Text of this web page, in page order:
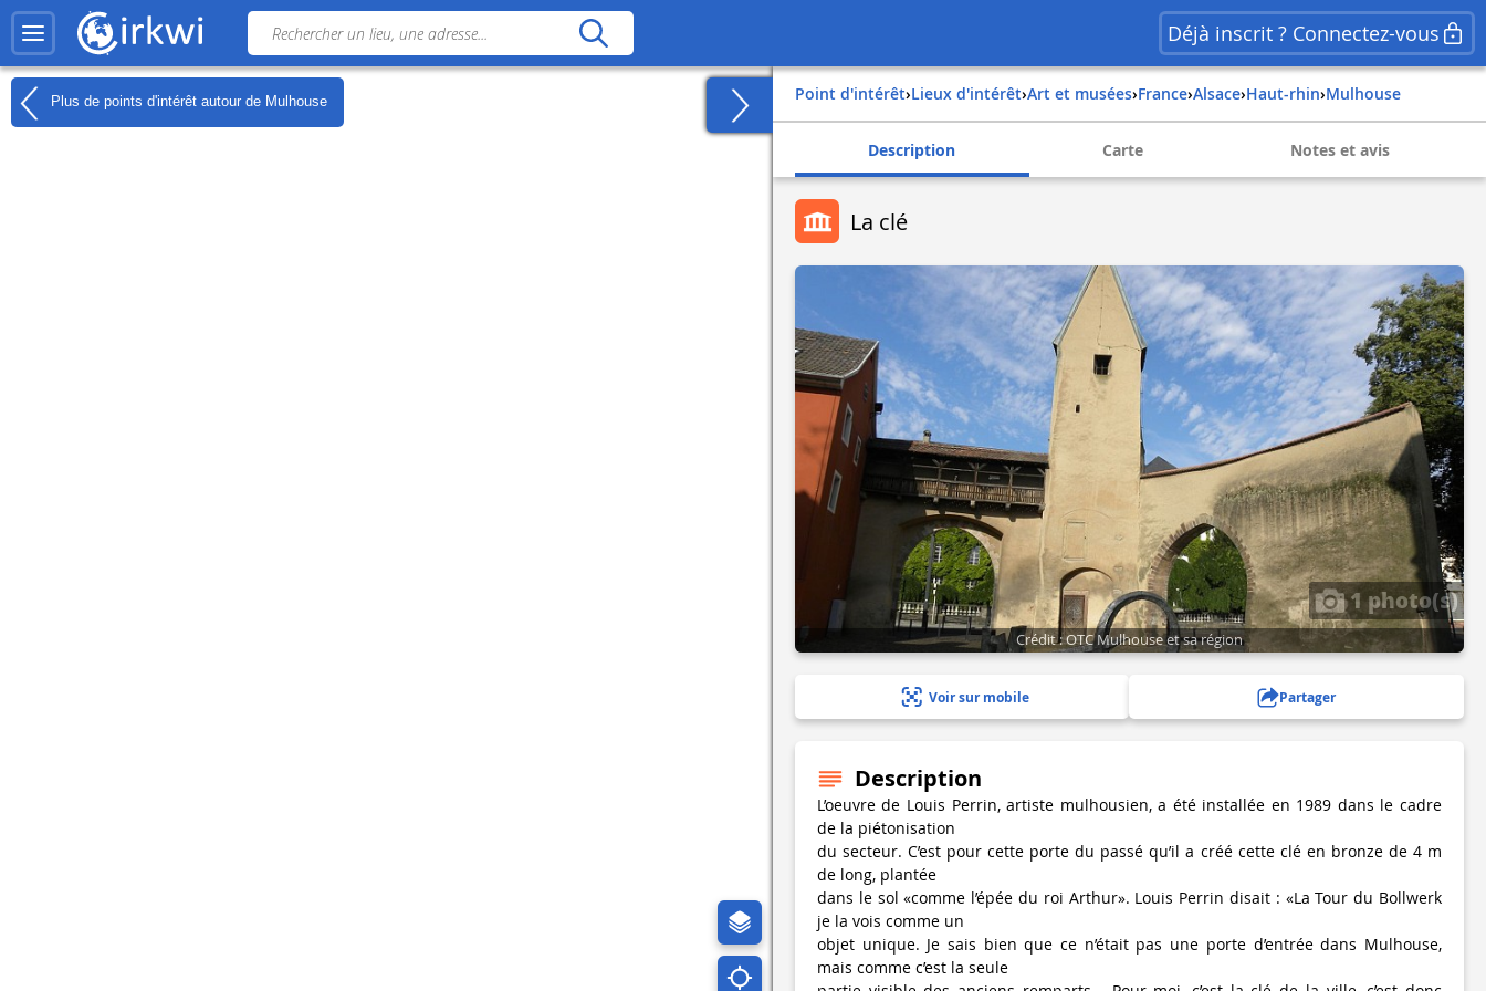
Déjà inscrit ? Connectez-vous
Plus de points d'intérêt autour de Mulhouse Point d'intérêt› Lieux d'intérêt› Art et musées› france› alsace› haut-rhin› mulhouse
Description Carte Notes et avis
La clé
1 photo(s)
Crédit : OTC Mulhouse et sa région
Voir sur mobile Partager
Description
L’oeuvre de Louis Perrin, artiste mulhousien, a été installée en 1989 dans le cadre
de la piétonisation
du secteur. C’est pour cette porte du passé qu’il a créé cette clé en bronze de 4 m
de long, plantée
dans le sol «comme l’épée du roi Arthur». Louis Perrin disait : «La Tour du Bollwerk
je la vois comme un
objet unique. Je sais bien que ce n’était pas une porte d’entrée dans Mulhouse,
mais comme c’est la seule